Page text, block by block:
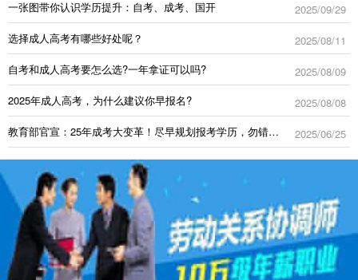
一张图带你认识学历提升：自考、成考、国开
2025/09/29
选择成人高考有哪些好处呢？
2025/08/11
自考和成人高考要怎么选?一年拿证可以吗?
2025/08/09
2025年成人高考，为什么建议你早报名?
2025/08/08
教育部官宣：25年成考大变革！尽早规划报考学历，勿错过“轻松上岸”机会←
2025/06/25